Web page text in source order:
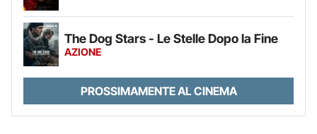
The Dog Stars - Le Stelle Dopo la Fine
AZIONE
PROSSIMAMENTE AL CINEMA